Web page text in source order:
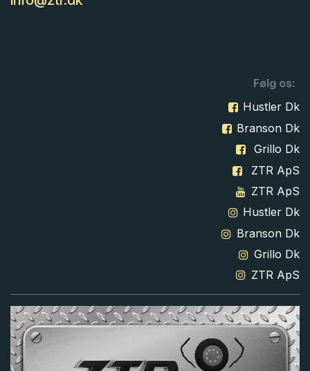
Følg os:
Hustler Dk
Branson Dk
Grillo Dk
ZTR ApS
ZTR ApS
Hustler Dk
Branson Dk
Grillo Dk
ZTR ApS